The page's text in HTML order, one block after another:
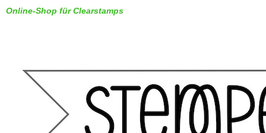
Online-Shop für Clearstamps